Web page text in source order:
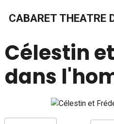
CABARET THEATRE
Célestin
dans